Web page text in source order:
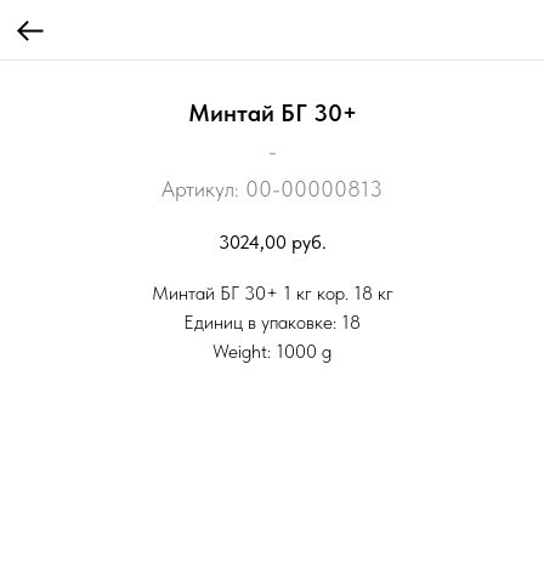
Минтай БГ 30+
-
Артикул: 00-00000813
3024,00 руб.
Минтай БГ 30+ 1 кг кор. 18 кг
Единиц в упаковке: 18
Weight: 1000 g